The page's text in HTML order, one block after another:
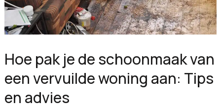
Hoe pak je de schoonmaak van
een vervuilde woning aan: Tips
en advies